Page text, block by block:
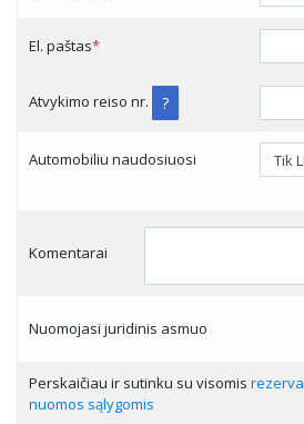
El. paštas*
Atvykimo reiso nr. ?
Automobiliu naudosiuosi
Komentarai
Nuomojasi juridinis asmuo
Perskaičiau ir sutinku su visomis
nuomos sąlygomis